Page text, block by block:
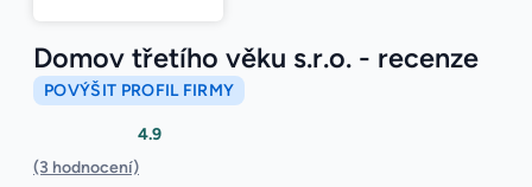
Domov třetího věku s.r.o. - recenze
POVÝŠIT PROFIL FIRMY
4.9
(3 hodnocení)